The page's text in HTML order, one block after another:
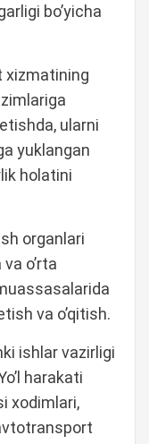
bo’yicha
xizmatining
ularni
yuklangan
holatini
organlari
o’rta
va o’qitish.
ishlar vazirligi
harakati
xodimlari,